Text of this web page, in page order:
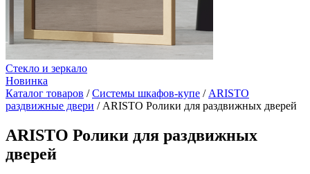
Стекло и зеркало
Новинка
Каталог товаров /Системы шкафов-купе / ARISTO
раздвижные двери / ARISTO Ролики для раздвижных дверей
ARISTO Ролики для раздвижных
дверей